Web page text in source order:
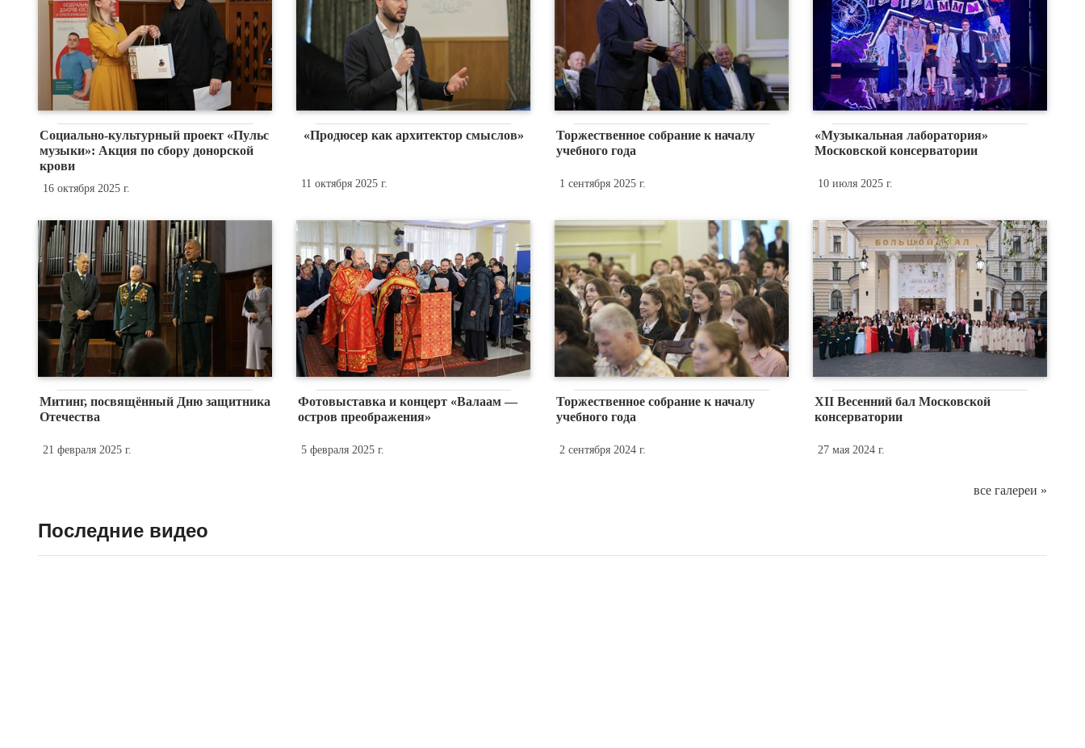
Социально-культурный проект «Пульс
музыки»: Акция по сбору донорской
крови
16 октября 2025 г.
«Продюсер как архитектор смыслов»
11 октября 2025 г.
Торжественное собрание к началу
учебного года
1 сентября 2025 г.
«Музыкальная лаборатория»
Московской консерватории
10 июля 2025 г.
Митинг, посвящённый Дню защитника
Отечества
21 февраля 2025 г.
Фотовыставка и концерт «Валаам —
остров преображения»
5 февраля 2025 г.
Торжественное собрание к началу
учебного года
2 сентября 2024 г.
XII Весенний бал Московской
консерватории
27 мая 2024 г.
все галереи »
Последние видео